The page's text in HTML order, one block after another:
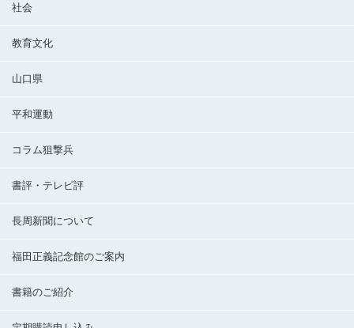
社会
教育文化
山口県
平和運動
コラム狙撃兵
書評・テレビ評
長周新聞について
福田正義記念館のご案内
書籍のご紹介